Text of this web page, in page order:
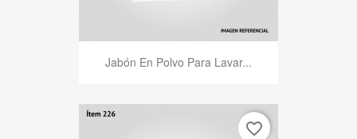
Jabón En Polvo Para Lavar...
favorite_border